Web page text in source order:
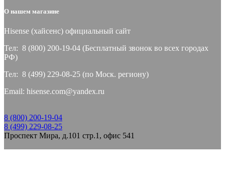
О нашем магазине
Hisense (хайсeнс) официальный сайт
Тел: 8 (800) 200-19-04 (Бесплатный звонок во всех городах
РФ)
Тел: 8 (499) 229-08-25 (по Моск. региону)
Email: hisense.com@yandex.ru
8 (800) 200-19-04
8 (499) 229-08-25
Проспект Мира, д.101 стр.1, офис 541